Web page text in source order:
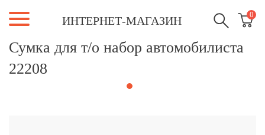
ИНТЕРНЕТ-МАГАЗИН 0
Сумка для т/о набор автомобилиста
22208